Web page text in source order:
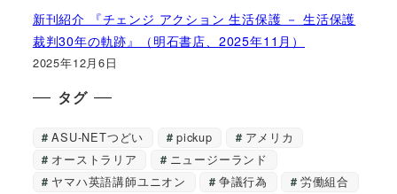
新刊紹介 『チェンジ アクション 生活保護 － 生活保護
裁判30年の軌跡』（明石書店、2025年11月）
2025年12月6日
タグ
ASU-NETつどい pickup
アメリカ
オーストラリア
ニュージーランド
ヤマハ英語講師ユニオン
争議行為
労働組合